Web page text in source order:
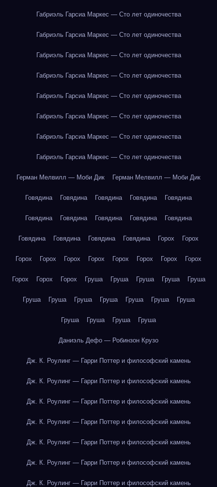
Габриэль Гарсиа Маркес — Сто лет одиночества
Габриэль Гарсиа Маркес — Сто лет одиночества
Габриэль Гарсиа Маркес — Сто лет одиночества
Габриэль Гарсиа Маркес — Сто лет одиночества
Габриэль Гарсиа Маркес — Сто лет одиночества
Габриэль Гарсиа Маркес — Сто лет одиночества
Габриэль Гарсиа Маркес — Сто лет одиночества
Габриэль Гарсиа Маркес — Сто лет одиночества
Герман Мелвилл — Моби Дик Герман Мелвилл — Моби Дик
Говядина Говядина Говядина Говядина Говядина
Говядина Говядина Говядина Говядина Говядина
Говядина Говядина Говядина Говядина Горох Горох
Горох Горох Горох Горох Горох Горох Горох Горох
Горох Горох Горох Груша Груша Груша Груша Груша
Груша Груша Груша Груша Груша Груша Груша
Груша Груша Груша Груша
Даниэль Дефо — Робинзон Крузо
Дж. К. Роулинг — Гарри Поттер и философский камень
Дж. К. Роулинг — Гарри Поттер и философский камень
Дж. К. Роулинг — Гарри Поттер и философский камень
Дж. К. Роулинг — Гарри Поттер и философский камень
Дж. К. Роулинг — Гарри Поттер и философский камень
Дж. К. Роулинг — Гарри Поттер и философский камень
Дж. К. Роулинг — Гарри Поттер и философский камень